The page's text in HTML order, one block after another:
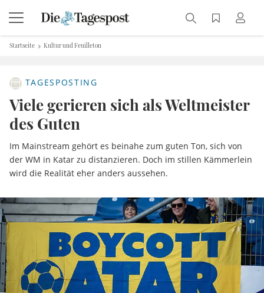
Startseite Kultur und Feuilleton
TAGESPOSTING
Viele gerieren sich als Weltmeister
des Guten
Im Mainstream gehört es beinahe zum guten Ton, sich von
der WM in Katar zu distanzieren. Doch im stillen Kämmerlein
wird die Realität eher anders aussehen.